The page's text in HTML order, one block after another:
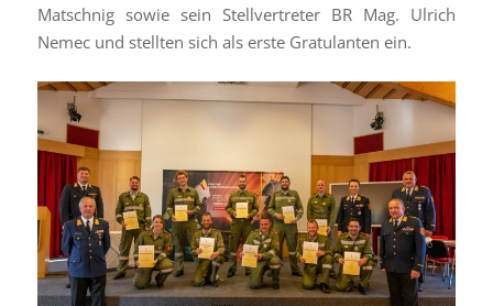
Matschnig sowie sein Stellvertreter BR Mag. Ulrich
Nemec und stellten sich als erste Gratulanten ein.